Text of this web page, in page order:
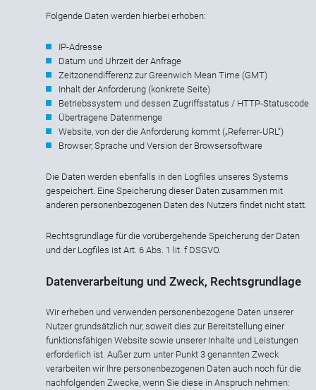
Folgende Daten werden hierbei erhoben:
IP-Adresse
Datum und Uhrzeit der Anfrage
Zeitzonendifferenz zur Greenwich Mean Time (GMT)
Inhalt der Anforderung (konkrete Seite)
Betriebssystem und dessen Zugriffsstatus / HTTP-Statuscode
Übertragene Datenmenge
Website, von der die Anforderung kommt („Referrer-URL“)
Browser, Sprache und Version der Browsersoftware
Die Daten werden ebenfalls in den Logfiles unseres Systems
gespeichert. Eine Speicherung dieser Daten zusammen mit
anderen personenbezogenen Daten des Nutzers findet nicht statt.
Rechtsgrundlage für die vorübergehende Speicherung der Daten
und der Logfiles ist Art. 6 Abs. 1 lit. f DSGVO.
Datenverarbeitung und Zweck, Rechtsgrundlage
Wir erheben und verwenden personenbezogene Daten unserer
Nutzer grundsätzlich nur, soweit dies zur Bereitstellung einer
funktionsfähigen Website sowie unserer Inhalte und Leistungen
erforderlich ist. Außer zum unter Punkt 3 genannten Zweck
verarbeiten wir Ihre personenbezogenen Daten auch noch für die
nachfolgenden Zwecke, wenn Sie diese in Anspruch nehmen: